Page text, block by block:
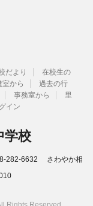
だより
在校生の
室から
過去の行
事務室から
里
イン
学校
282-6632 さわやか相